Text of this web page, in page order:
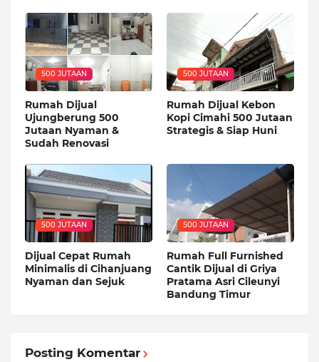
500 JUTAAN
Rumah Dijual
Ujungberung 500
Jutaan Nyaman &
Sudah Renovasi
500 JUTAAN
Rumah Dijual Kebon
Kopi Cimahi 500 Jutaan
Strategis & Siap Huni
500 JUTAAN
Dijual Cepat Rumah
Minimalis di Cihanjuang
Nyaman dan Sejuk
500 JUTAAN
Rumah Full Furnished
Cantik Dijual di Griya
Pratama Asri Cileunyi
Bandung Timur
Posting Komentar